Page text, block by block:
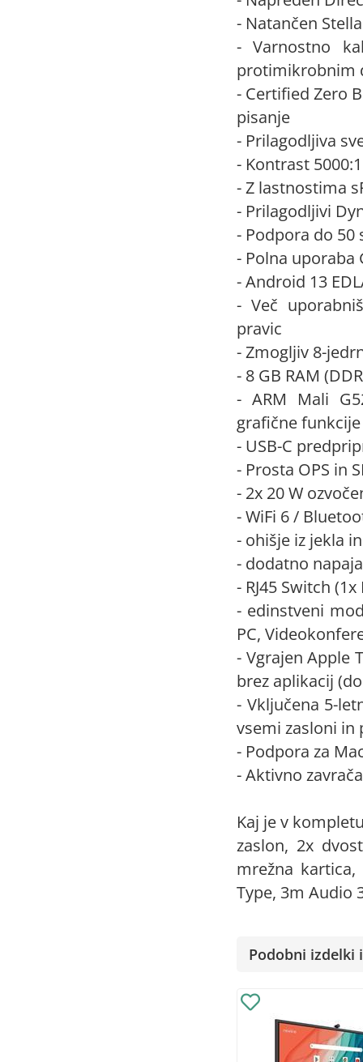
- Natančen
- Varnostno
protimikrobnim
- Certified Zero
pisanje
- Prilagodljiva
- Kontrast 5000:1
- Z lastnostima
- Prilagodljivi
- Podpora do
- Polna uporaba
- Android 13
- Več
pravic
- Zmogljiv 8-
- 8 GB RAM
- ARM Mali
grafične
- USB-C
- Prosta OPS in
- 2x 20 W
- WiFi 6 /
- ohišje iz jekla
- dodatno
- RJ45 Switch
- edinstveni
PC,
- Vgrajen Apple
brez aplikacij
- Vključena 5-
vsemi zasloni
- Podpora za
- Aktivno
Kaj je v
zaslon, 2x
mrežna
Type, 3m Audio
Podobni izdelki